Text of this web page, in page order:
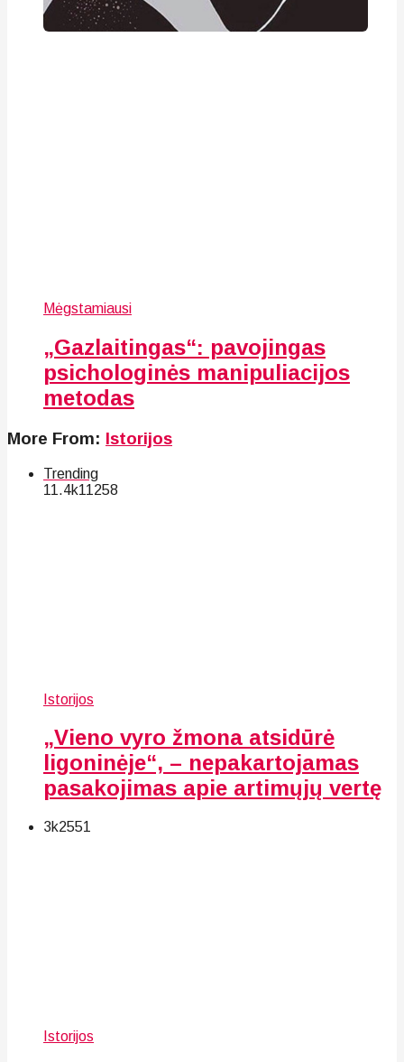
Mėgstamiausi
„Gazlaitingas“: pavojingas
psichologinės manipuliacijos
metodas
More From: Istorijos
Trending
11.4k11258
Istorijos
„Vieno vyro žmona atsidūrė
ligoninėje“, – nepakartojamas
pasakojimas apie artimųjų vertę
3k2551
Istorijos